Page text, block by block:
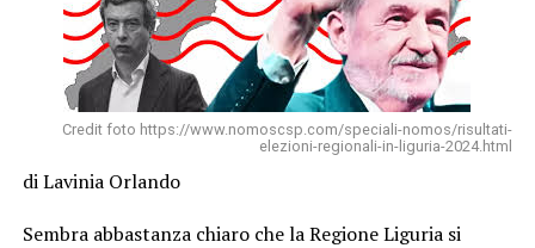
Credit foto https://www.nomoscsp.com/speciali-nomos/risultati-
elezioni-regionali-in-liguria-2024.html
di Lavinia Orlando
Sembra abbastanza chiaro che la Regione Liguria si